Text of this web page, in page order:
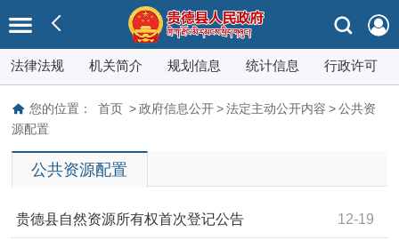
法律法规 机关简介 规划信息 统计信息 行政许可
您的位置： 首页 > 政府信息公开 > 法定主动公开内容 > 公共资
源配置
公共资源配置
12-19
贵德县自然资源所有权首次登记公告